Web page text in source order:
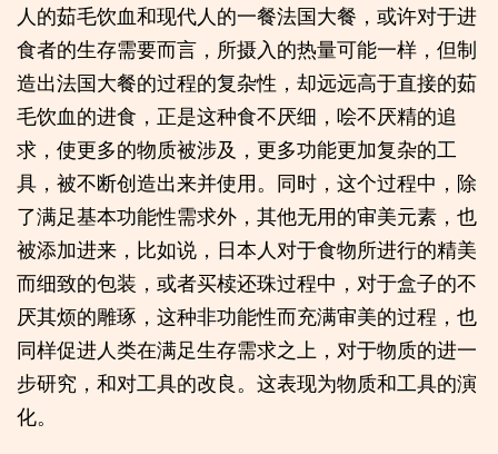
人的茹毛饮血和现代人的一餐法国大餐，或许对于进
食者的生存需要而言，所摄入的热量可能一样，但制
造出法国大餐的过程的复杂性，却远远高于直接的茹
毛饮血的进食，正是这种食不厌细，哙不厌精的追
求，使更多的物质被涉及，更多功能更加复杂的工
具，被不断创造出来并使用。同时，这个过程中，除
了满足基本功能性需求外，其他无用的审美元素，也
被添加进来，比如说，日本人对于食物所进行的精美
而细致的包装，或者买椟还珠过程中，对于盒子的不
厌其烦的雕琢，这种非功能性而充满审美的过程，也
同样促进人类在满足生存需求之上，对于物质的进一
步研究，和对工具的改良。这表现为物质和工具的演
化。